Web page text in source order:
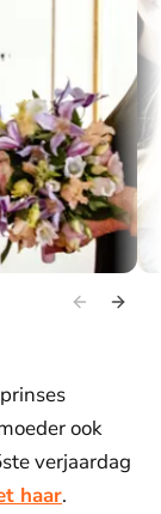
gravin
ook
verjaardag
haar.